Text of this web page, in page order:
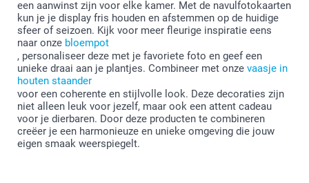
een aanwinst zijn voor elke kamer. Met de navulfotokaarten
kun je je display fris houden en afstemmen op de huidige
sfeer of seizoen. Kijk voor meer fleurige inspiratie eens
naar onze bloempot
, personaliseer deze met je favoriete foto en geef een
unieke draai aan je plantjes. Combineer met onze vaasje in
houten staander
voor een coherente en stijlvolle look. Deze decoraties zijn
niet alleen leuk voor jezelf, maar ook een attent cadeau
voor je dierbaren. Door deze producten te combineren
creëer je een harmonieuze en unieke omgeving die jouw
eigen smaak weerspiegelt.